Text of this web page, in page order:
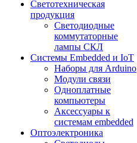
Светотехническая
продукция
Светодиодные
коммутаторные
лампы СКЛ
Системы Embedded и IoT
Наборы для Arduino
Модули связи
Одноплатные
компьютеры
Аксессуары к
системам embedded
Oптоэлектроника